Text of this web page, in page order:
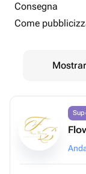
Consegna
Come